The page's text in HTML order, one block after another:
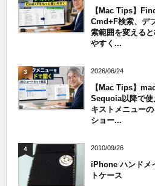
【Mac Tips】
Cmd+F検索、デ
索範囲を変える
やすく...
3 2026/06/24
【Mac Tips】
Sequoia以降で使
キストメニュー
ショー...
4 2010/09/26
iPhone ハンドメ
トケース